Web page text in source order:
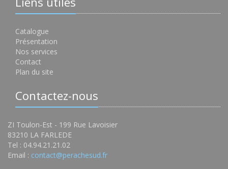
Catalogue
Présentation
Nos services
Contact
Plan du site
Contactez-nous
ZI Toulon-Est - 199 Rue Lavoisier
83210 LA FARLEDE
Tel : 04.94.21.21.02
Email : contact@perachesud.fr